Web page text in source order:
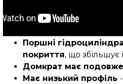
Поршні
покриття, що збільшує
Домкрат має
Має низький профіль